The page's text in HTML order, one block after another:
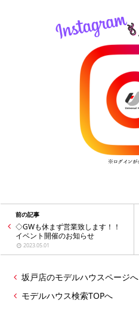
前の記事
◇GWも休まず営業致します！！
イベント開催のお知らせ
2023.05.01
坂戸店のモデルハウスページへ
モデルハウス検索TOPへ